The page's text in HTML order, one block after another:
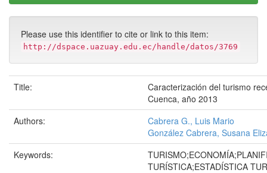
Please use this identifier to cite or link to this item:
http://dspace.uazuay.edu.ec/handle/datos/3769
Title:
Caracterización del turismo
Cuenca, año 2013
Authors:
Cabrera G., Luis Mario
González Cabrera, Susana
Keywords:
TURÍSTICA;ESTADÍSTICA